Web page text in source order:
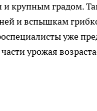
и крупным градом.
и вспышкам
уже
урожая